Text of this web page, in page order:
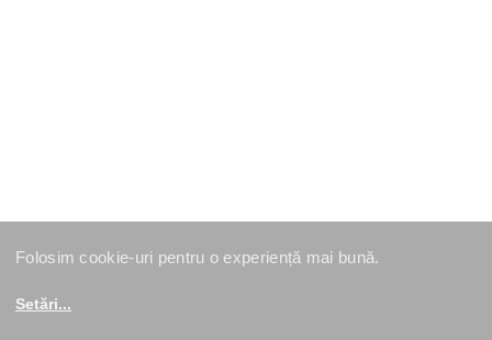
Folosim cookie-uri pentru o experiență mai bună.
Setări...